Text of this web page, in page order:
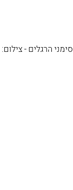
סימני הרגלים - צילום: